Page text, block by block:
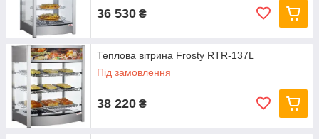
36 530 ₴
Теплова вітрина Frosty RTR-137L
Під замовлення
38 220 ₴